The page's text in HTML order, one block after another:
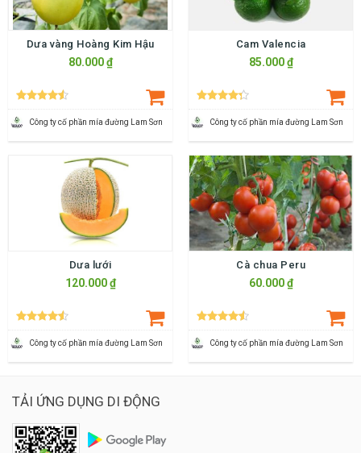
Dưa vàng Hoàng Kim Hậu
80.000 ₫
Công ty cố phần mía đường Lam Sơn
Cam Valencia
85.000 ₫
Công ty cố phần mía đường Lam Sơn
Dưa lưới
120.000 ₫
Công ty cố phần mía đường Lam Sơn
Cà chua Peru
60.000 ₫
Công ty cố phần mía đường Lam Sơn
TẢI ỨNG DỤNG DI ĐỘNG